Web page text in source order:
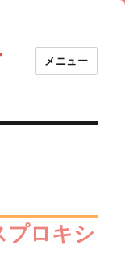
メニュー
プロキシ